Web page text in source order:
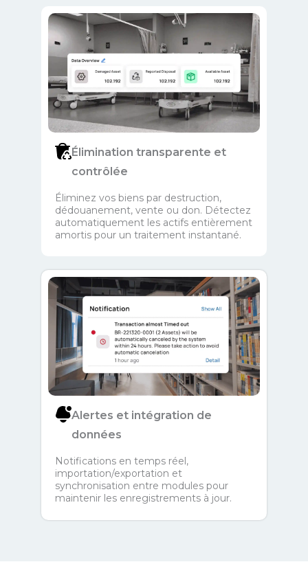
Élimination transparente et
contrôlée
Éliminez vos biens par destruction,
dédouanement, vente ou don. Détectez
automatiquement les actifs entièrement
amortis pour un traitement instantané.
Alertes et intégration de
données
Notifications en temps réel,
importation/exportation et
synchronisation entre modules pour
maintenir les enregistrements à jour.